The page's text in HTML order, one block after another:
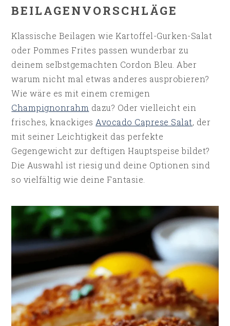
BEILAGENVORSCHLÄGE
Klassische Beilagen wie Kartoffel-Gurken-Salat
oder Pommes Frites passen wunderbar zu
deinem selbstgemachten Cordon Bleu. Aber
warum nicht mal etwas anderes ausprobieren?
Wie wäre es mit einem cremigen
Champignonrahm dazu? Oder vielleicht ein
frisches, knackiges Avocado Caprese Salat, der
mit seiner Leichtigkeit das perfekte
Gegengewicht zur deftigen Hauptspeise bildet?
Die Auswahl ist riesig und deine Optionen sind
so vielfältig wie deine Fantasie.